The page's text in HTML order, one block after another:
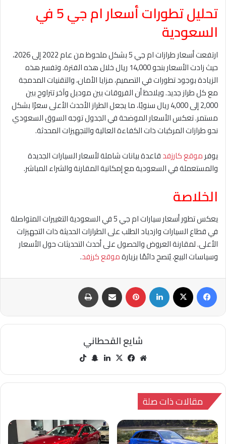
تحليل تطورات أسعار ام جي 5 في
السعودية
ارتفعت أسعار طرازات ام جي 5 بشكل ملحوظ من عام 2022 إلى 2026،
حيث زادت الأسعار بنحو 14,000 ريال خلال هذه الفترة. وتفسر هذه
الزيادة بوجود تطورات في التصميم، مزايا الأمان، والتقنيات المدمجة
مع كل طراز جديد. ويلاحظ أن الفروقات بين موديل وآخر تتراوح بين
2,000 إلى 4,000 ريال سنويًا، ما يجعل الطراز الأحدث الأعلى سعرًا بشكل
مستمر. تعكس الأسعار الموضحة في الجدول توجه السوق السعودي
نحو طرازات المركبات ذات الكفاءة العالية والتجهيزات المحدثة.
يوفرموقع كارزفدقاعدة بيانات شاملة لأسعار السيارات الجديدة
والمستعملة في السعودية مع إمكانية المقارنة والشراء المباشر.
الخلاصة
يعكس تطور أسعار سيارات ام جي 5 في السعودية التغييرات المتواصلة
في قطاع السيارات وازدياد الطلب على الطرازات الحديثة ذات التجهيزات
الأعلى. لمقارنة العروض والحصول على أحدث التحديثات حول الأسعار
وسياسات البيع، يُنصح دائمًا بزيارةموقع كرزفد.
فيسبوك ‫X لينكدإن بينتيريست مشاركة عبر البريد طباعة
شايع القحطاني
مو
الوي
في
وك
‫X لينك سنا
تشا
مقالات ذات صلة